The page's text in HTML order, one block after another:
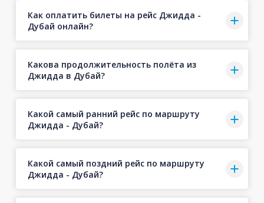
Как оплатить билеты на рейс Джидда -
Дубай онлайн?
Какова продолжительность полёта из
Джидда в Дубай?
Какой самый ранний рейс по маршруту
Джидда - Дубай?
Какой самый поздний рейс по маршруту
Джидда - Дубай?